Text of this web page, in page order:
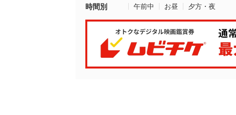
時間別 午前中 お昼 夕方・夜